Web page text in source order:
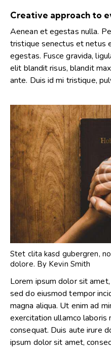
Creative approach to
Aenean et egestas nulla.
tristique senectus et netus
egestas. Fusce gravida,
elit blandit risus, blandit
ante. Duis id mi tristique,
Stet clita kasd gubergren,
dolore. By Kevin Smith
Lorem ipsum dolor sit
sed do eiusmod tempor
magna aliqua. Ut enim ad
exercitation ullamco laboris
consequat. Duis aute irure
ipsum dolor sit amet,